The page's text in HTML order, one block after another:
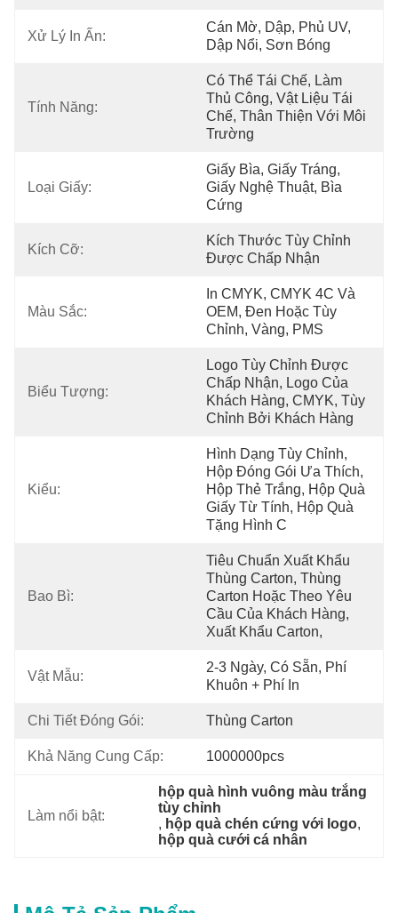
Xử Lý In Ấn:
Cán Mờ, Dập, Phủ UV,
Dập Nổi, Sơn Bóng
Tính Năng:
Có Thể Tái Chế, Làm
Thủ Công, Vật Liệu Tái
Chế, Thân Thiện Với Môi
Trường
Loại Giấy:
Giấy Bìa, Giấy Tráng,
Giấy Nghệ Thuật, Bìa
Cứng
Kích Cỡ:
Kích Thước Tùy Chỉnh
Được Chấp Nhận
Màu Sắc:
In CMYK, CMYK 4C Và
OEM, Đen Hoặc Tùy
Chỉnh, Vàng, PMS
Biểu Tượng:
Logo Tùy Chỉnh Được
Chấp Nhận, Logo Của
Khách Hàng, CMYK, Tùy
Chỉnh Bởi Khách Hàng
Kiểu:
Hình Dạng Tùy Chỉnh,
Hộp Đóng Gói Ưa Thích,
Hộp Thẻ Trắng, Hộp Quà
Giấy Từ Tính, Hộp Quà
Tặng Hình C
Bao Bì:
Tiêu Chuẩn Xuất Khẩu
Thùng Carton, Thùng
Carton Hoặc Theo Yêu
Cầu Của Khách Hàng,
Xuất Khẩu Carton,
Vật Mẫu:
2-3 Ngày, Có Sẵn, Phí
Khuôn + Phí In
Chi Tiết Đóng Gói: Thùng Carton
Khả Năng Cung Cấp: 1000000pcs
Làm nổi bật:
hộp quà hình vuông màu trắng
tùy chỉnh
, hộp quà chén cứng với logo,
hộp quà cưới cá nhân